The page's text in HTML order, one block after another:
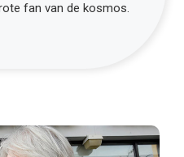
fan van de kosmos.